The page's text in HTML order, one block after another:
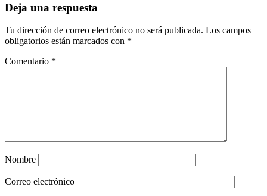
Deja una respuesta
Tu dirección de correo electrónico no será publicada. Los campos
obligatorios están marcados con *
Comentario *
Nombre
Correo electrónico